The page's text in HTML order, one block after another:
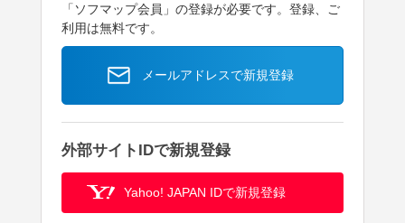
「ソフマップ会員」の登録が必要です。登録、ご
利用は無料です。
メールアドレスで新規登録
外部サイトIDで新規登録
Yahoo! JAPAN IDで新規登録